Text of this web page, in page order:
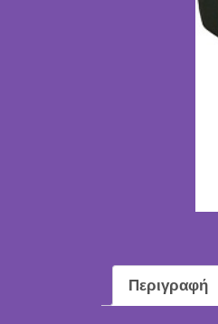
Περιγραφή